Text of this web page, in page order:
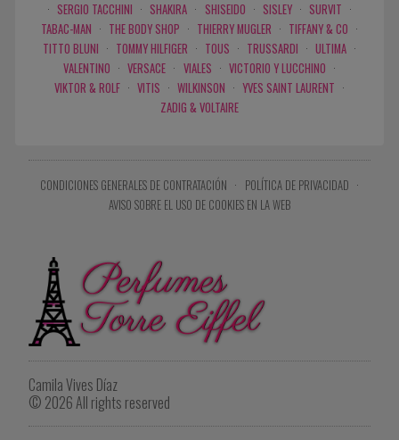
· SERGIO TACCHINI · SHAKIRA · SHISEIDO · SISLEY · SURVIT ·
TABAC-MAN · THE BODY SHOP · THIERRY MUGLER · TIFFANY & CO ·
TITTO BLUNI · TOMMY HILFIGER · TOUS · TRUSSARDI · ULTIMA ·
VALENTINO · VERSACE · VIALES · VICTORIO Y LUCCHINO ·
VIKTOR & ROLF · VITIS · WILKINSON · YVES SAINT LAURENT ·
ZADIG & VOLTAIRE
CONDICIONES GENERALES DE CONTRATACIÓN · POLÍTICA DE PRIVACIDAD ·
AVISO SOBRE EL USO DE COOKIES EN LA WEB
Camila Vives Díaz
© 2026 All rights reserved